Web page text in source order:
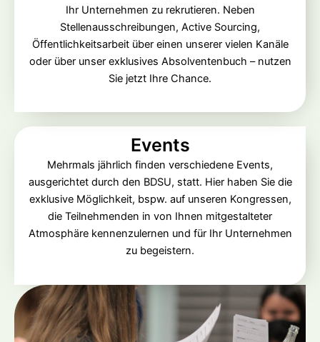
Ihr Unternehmen zu rekrutieren. Neben
Stellenausschreibungen, Active Sourcing,
Öffentlichkeitsarbeit über einen unserer vielen Kanäle
oder über unser exklusives Absolventenbuch – nutzen
Sie jetzt Ihre Chance.
Events
Mehrmals jährlich finden verschiedene Events,
ausgerichtet durch den BDSU, statt. Hier haben Sie die
exklusive Möglichkeit, bspw. auf unseren Kongressen,
die Teilnehmenden in von Ihnen mitgestalteter
Atmosphäre kennenzulernen und für Ihr Unternehmen
zu begeistern.